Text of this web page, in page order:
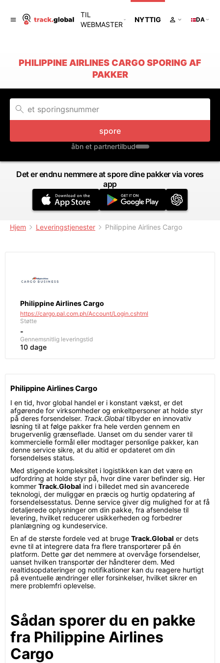
TIL
WEBMASTER
NYTTIG DA
PHILIPPINE AIRLINES CARGO SPORING AF
PAKKER
spore
åbn et partnertilbud
Det er endnu nemmere at spore dine pakker via vores
app
Hjem Leveringstjenester Philippine Airlines Cargo
Philippine Airlines Cargo
https://cargo.pal.com.ph/Account/Login.cshtml
Støtte
-
Gennemsnitlig leveringstid
10 dage
Philippine Airlines Cargo
I en tid, hvor global handel er i konstant vækst, er det
afgørende for virksomheder og enkeltpersoner at holde styr
på deres forsendelser. Track.Globaltilbyder en innovativ
løsning til at følge pakker fra hele verden gennem en
brugervenlig grænseflade. Uanset om du sender varer til
kommercielle formål eller modtager personlige pakker, kan
denne service sikre, at du altid er opdateret om din
forsendelses status.
Med stigende kompleksitet i logistikken kan det være en
udfordring at holde styr på, hvor dine varer befinder sig. Her
kommer Track.Global ind i billedet med sin avancerede
teknologi, der muliggør en præcis og hurtig opdatering af
forsendelsesstatus. Denne service giver dig mulighed for at få
detaljerede oplysninger om din pakke, fra afsendelse til
levering, hvilket reducerer usikkerheden og forbedrer
planlægning og kundeservice.
En af de største fordele ved at bruge Track.Global er dets
evne til at integrere data fra flere transportører på én
platform. Dette gør det nemmere at overvåge forsendelser,
uanset hvilken transportør der håndterer dem. Med
realtidsopdateringer og notifikationer kan du reagere hurtigt
på eventuelle ændringer eller forsinkelser, hvilket sikrer en
mere problemfri oplevelse.
Sådan sporer du en pakke
fra Philippine Airlines
Cargo